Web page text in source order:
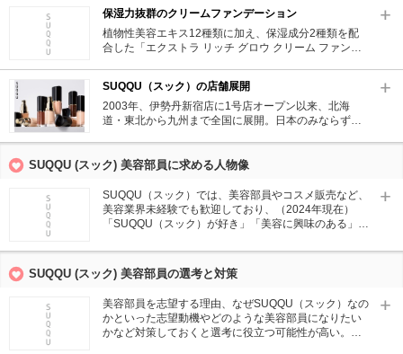
骨、リンパ、そして血流を意識し肌の内側から美しく
なるための、SUQQU（スック）独自のメソッド。
保湿力抜群のクリームファンデーション
植物性美容エキス12種類に加え、保湿成分2種類を配
合した「エクストラ リッチ グロウ クリーム ファンデ
デ」として名付けられ、SNSや口コミでも話題に。美
容家の中でも話題になるなど、一度使った人を虜にす
る人気アイテム。
SUQQU（スック）の店舗展開
2003年、伊勢丹新宿店に1号店オープン以来、北海
道・東北から九州まで全国に展開。日本のみならず、
SUQQU (スック) 美容部員に求める人物像
SUQQU（スック）では、美容部員やコスメ販売など、
美容業界未経験でも歓迎しており、（2024年現在）
「SUQQU（スック）が好き」「美容に興味のある」と
員への登用のチャンスがある。
SUQQU (スック) 美容部員の選考と対策
美容部員を志望する理由、なぜSUQQU（スック）なの
かといった志望動機やどのような美容部員になりたい
かなど対策しておくと選考に役立つ可能性が高い。自